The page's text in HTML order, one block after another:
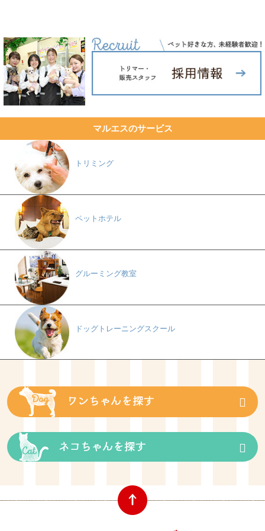
マルエスのサービス
トリミング
ペットホテル
グルーミング教室
ドッグトレーニングスクール